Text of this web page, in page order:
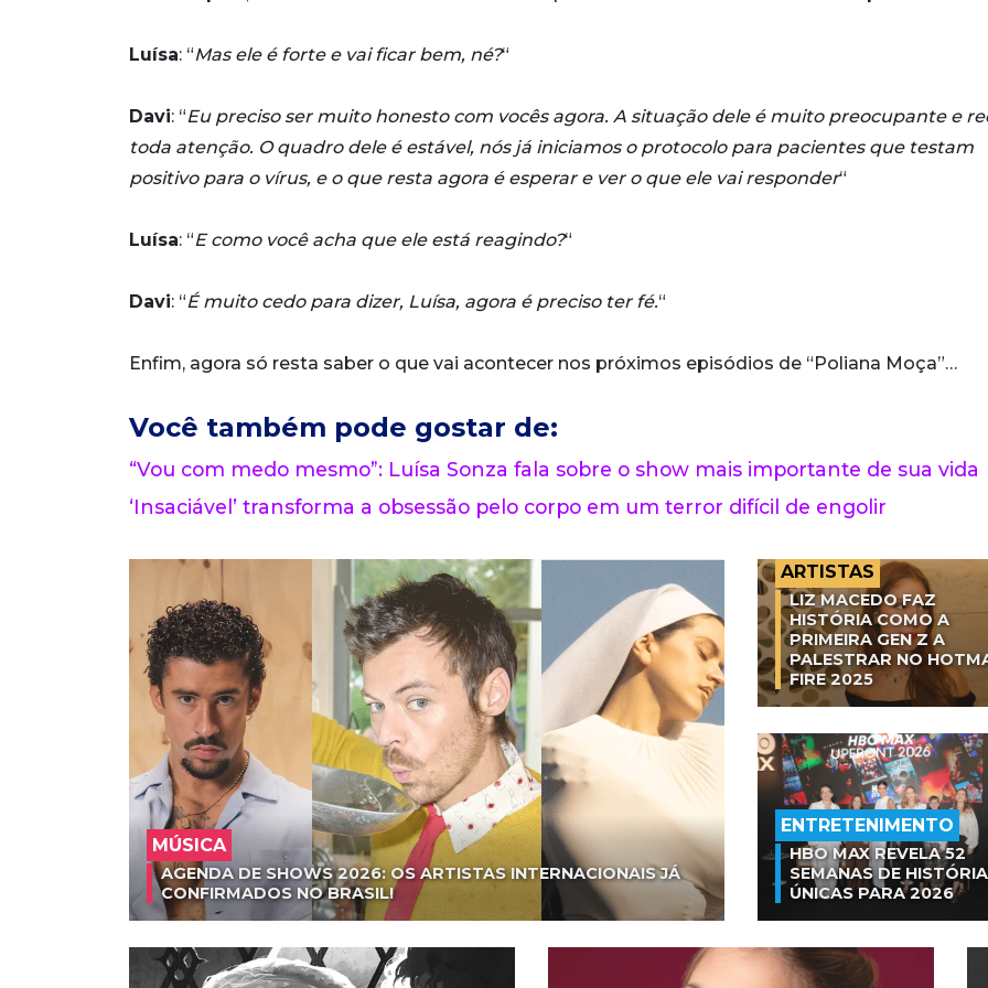
Luísa: “Mas ele é forte e vai ficar bem, né?“
Davi: “Eu preciso ser muito honesto com vocês agora. A situação dele é muito preocupante e
toda atenção. O quadro dele é estável, nós já iniciamos o protocolo para pacientes que testam
positivo para o vírus, e o que resta agora é esperar e ver o que ele vai responder“
Luísa: “E como você acha que ele está reagindo?“
Davi: “É muito cedo para dizer, Luísa, agora é preciso ter fé.“
Enfim, agora só resta saber o que vai acontecer nos próximos episódios de “Poliana Moça”…
Você também pode gostar de:
“Vou com medo mesmo”: Luísa Sonza fala sobre o show mais importante de sua vida
‘Insaciável’ transforma a obsessão pelo corpo em um terror difícil de engolir
MÚSICA
AGENDA DE SHOWS 2026: OS ARTISTAS INTERNACIONAIS JÁ
CONFIRMADOS NO BRASIL!
ARTISTAS
LIZ MACEDO FAZ
HISTÓRIA COMO A
PRIMEIRA GEN Z A
PALESTRAR NO
FIRE 2025
ENTRETENIMENTO
HBO MAX REVELA 52
SEMANAS DE
ÚNICAS PARA 2026